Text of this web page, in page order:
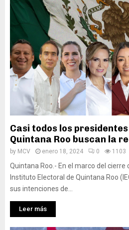
Casi todos los
Quintana Roo buscan la
by MCV enero 18, 2024 0 1103
Quintana Roo.- En el marco del cierre
Instituto Electoral de Quintana Roo
sus intenciones de...
Leer más